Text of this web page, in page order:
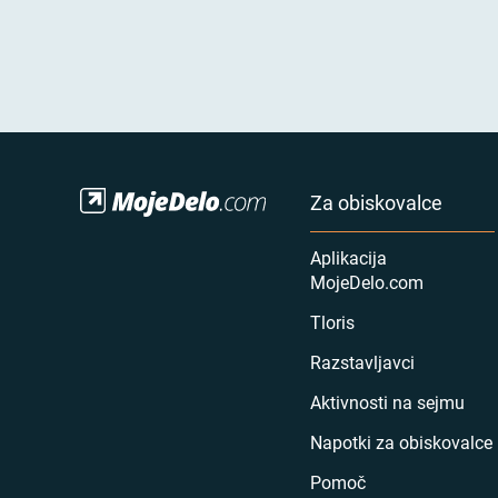
Za obiskovalce
Aplikacija
MojeDelo.com
Tloris
Razstavljavci
Aktivnosti na sejmu
Napotki za obiskovalce
Pomoč